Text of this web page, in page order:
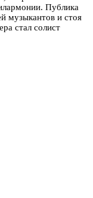
Публика
музыкантов и стоя
стал солист